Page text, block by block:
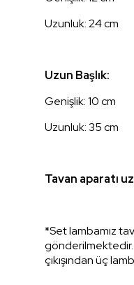
Uzunluk: 24 cm
Uzun Başlık:
Genişlik: 10 cm
Uzunluk: 35 cm
Tavan aparatı
*Set lambamız
çıkışından üç